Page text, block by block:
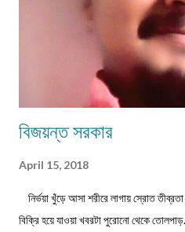
বিজয়ন্ত সরকার
April 15, 2018
নির্ভয়া খুঁড়ে আসা শরীরে লাগায় স্রোত
বিক্রি হয়ে যাওয়া খবরটা পুরোনো থেকে